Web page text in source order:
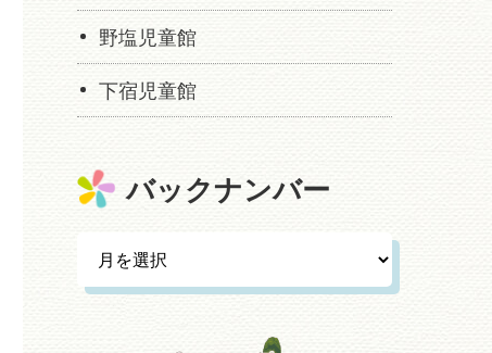
野塩児童館
下宿児童館
バックナンバー